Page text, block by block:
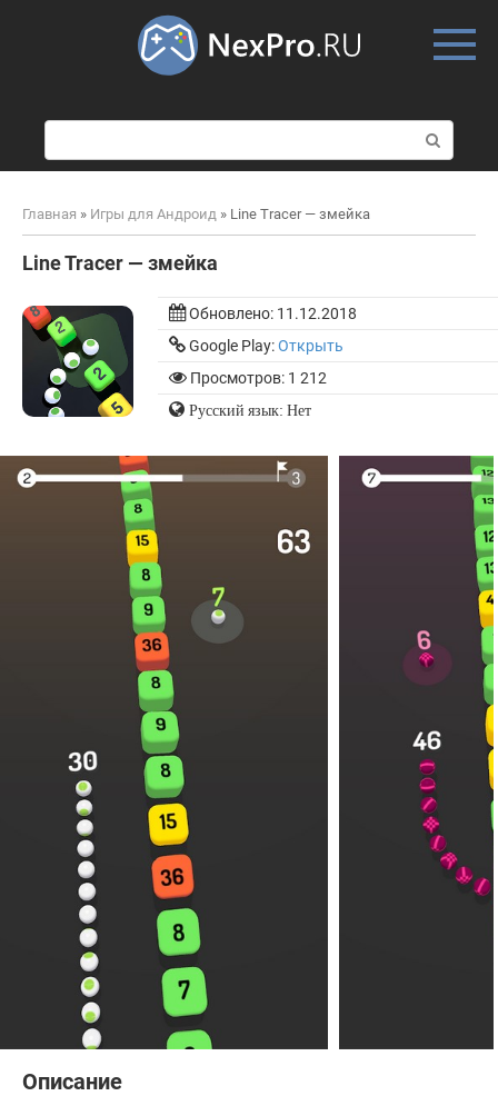
о
и
к
Главная » Игры для Андроид » Line Tracer — змейка
Line Tracer — змейка
Обновлено: 11.12.2018
Google Play:Открыть
Просмотров: 1 212
Русский язык: Нет
Описание